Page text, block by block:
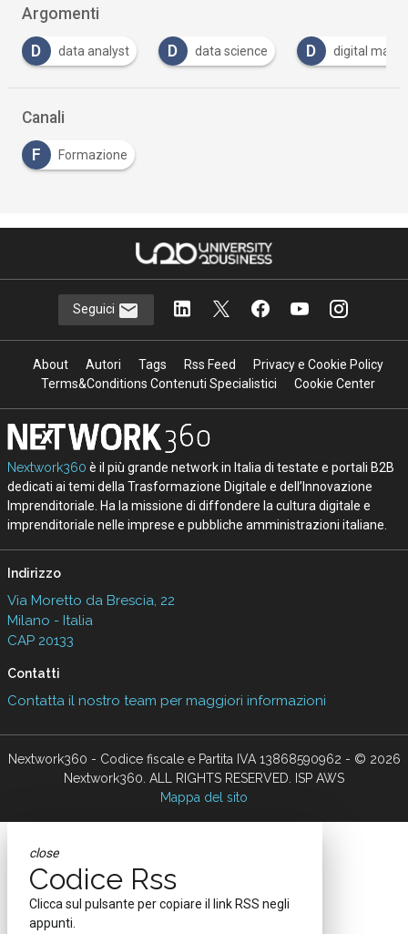
Argomenti
D data analyst D data science D digital
Canali
F Formazione
Seguici
About Autori Tags Rss Feed
Privacy e Cookie Policy
Terms&Conditions Contenuti Specialistici
Cookie Center
Nextwork360 è il più grande network in Italia di testate e portali B2B
dedicati ai temi della Trasformazione Digitale e dell’Innovazione
Imprenditoriale. Ha la missione di diffondere la cultura digitale e
imprenditoriale nelle imprese e pubbliche amministrazioni italiane.
Indirizzo
Via Moretto da Brescia, 22
Milano - Italia
CAP 20133
Contatti
Contatta il nostro team per maggiori informazioni
Nextwork360 - Codice fiscale e Partita IVA 13868590962 - © 2026
Nextwork360. ALL RIGHTS RESERVED. ISP AWS
Mappa del sito
close
Codice Rss
Clicca sul pulsante per copiare il link RSS negli
appunti.